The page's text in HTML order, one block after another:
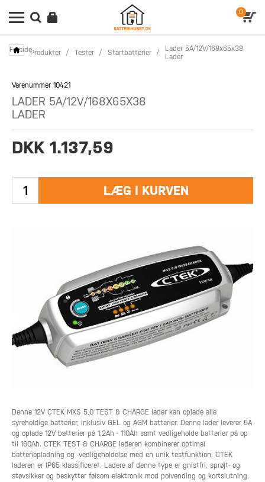
0
ForsideProdukter / Tester / Startbatterier /
Lader 5A/12V/168x65x38
Lader
Varenummer 10421
LADER 5A/12V/168X65X38
LADER
DKK 1.137,59
Denne 12V CTEK MXS 5,0 TEST & CHARGE lader kan oplade alle
syreholdige batterier, inklusiv GEL og AGM batterier. Denne lader leverer 5A
og oplade 12V batterier på 1,2Ah - 110Ah samt vedligeholde batterier på op
til 160Ah. CTEK TEST & CHARGE laderen kombinerer optimal
batteriopladning og -vedligeholdelse med en unik testfunktion. CTEK
laderen er IP65 klassificeret. Ladere af denne type er gnistfri, sprøjt- og
støvsikker og beskytter følsom elektronik mod polvending og kortslutning.